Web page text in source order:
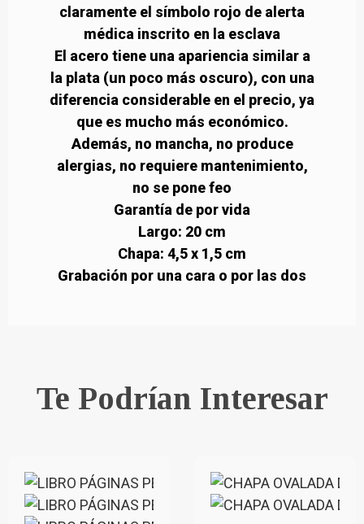
claramente el símbolo rojo de alerta
médica inscrito en la esclava
El acero tiene una apariencia similar a
la plata (un poco más oscuro), con una
diferencia considerable en el precio, ya
que es mucho más económico.
Además, no mancha, no produce
alergias, no requiere mantenimiento,
no se pone feo
Garantía de por vida
Largo: 20 cm
Chapa: 4,5 x 1,5 cm
Grabación por una cara o por las dos
Te Podrían Interesar